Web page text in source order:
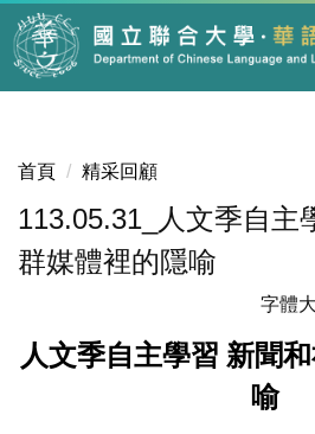
跳
到
主
容
首頁 精采回顧
113.05.31_人文季自主
群媒體裡的隱喻
字體
人文季自主學習 新聞
喻